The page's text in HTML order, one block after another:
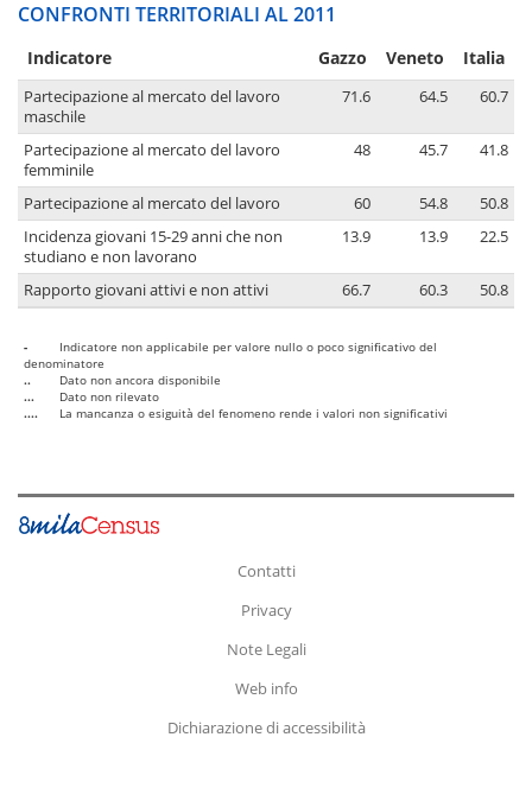
CONFRONTI TERRITORIALI AL 2011
Indicatore Gazzo Veneto Italia
Partecipazione al mercato del lavoro
maschile
71.6 64.5 60.7
Partecipazione al mercato del lavoro
femminile
48 45.7 41.8
Partecipazione al mercato del lavoro 60 54.8
50.8
Incidenza giovani 15-29 anni che non
studiano e non lavorano
13.9 13.9 22.5
Rapporto giovani attivi e non attivi 66.7 60.3 50.8
-
Indicatore non applicabile per valore nullo o poco significativo del
denominatore
..
Dato non ancora disponibile
...
Dato non rilevato
....
La mancanza o esiguità del fenomeno rende i valori non significativi
Contatti
Privacy
Note Legali
Web info
Dichiarazione di accessibilità